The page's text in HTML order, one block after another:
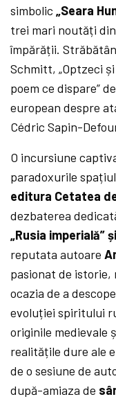
simbolic„Seara
trei mari noutăți
împărății.
Schmitt, „Optzeci
poem ce dispare”
european despre
Cédric Sapin-
O incursiune
paradoxurile
editura Cetatea
dezbaterea
„Rusia imperială”
reputata autoare
pasionat de istorie,
ocazia de a
evoluției spiritului
originile medievale
realitățile dure ale
de o sesiune de
după-amiaza de